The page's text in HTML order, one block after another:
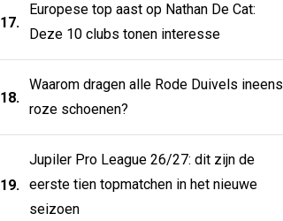
17.
Europese top aast op Nathan De Cat:
Deze 10 clubs tonen interesse
18.
Waarom dragen alle Rode Duivels ineens
roze schoenen?
19.
Jupiler Pro League 26/27: dit zijn de
eerste tien topmatchen in het nieuwe
seizoen